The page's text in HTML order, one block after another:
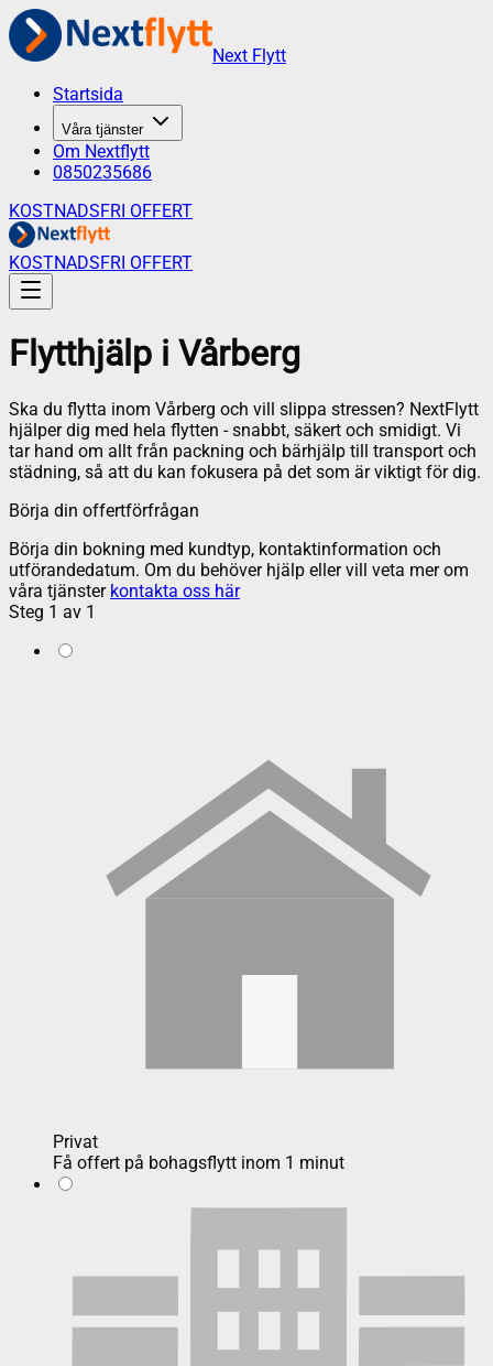
Next Flytt
Startsida
Våra tjänster
Om Nextflytt
0850235686
KOSTNADSFRI OFFERT
KOSTNADSFRI OFFERT
Flytthjälp i Vårberg
Ska du flytta inom Vårberg och vill slippa stressen? NextFlytt
hjälper dig med hela flytten - snabbt, säkert och smidigt. Vi
tar hand om allt från packning och bärhjälp till transport och
städning, så att du kan fokusera på det som är viktigt för dig.
Börja din offertförfrågan
Börja din bokning med kundtyp, kontaktinformation och
utförandedatum. Om du behöver hjälp eller vill veta mer om
våra tjänster kontakta oss här
Steg 1 av 1
Privat
Få offert på bohagsflytt inom 1 minut